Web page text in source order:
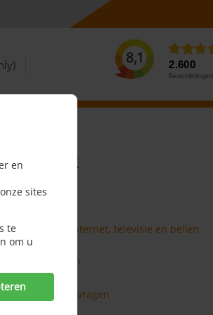
8,1 2.600
Beoordelingen
ook
3-in-1-pakket
Aanbieders internet, televisie en bellen
ADSL
Anti-virusscan
veel gestelde vragen
en
sites
te
om u